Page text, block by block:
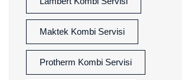
Maktek Kombi Servisi
Protherm Kombi Servisi